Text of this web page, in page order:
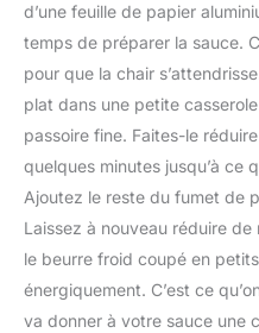
d’une feuille de papier
temps de préparer la sauce.
pour que la chair
plat dans une petite
passoire fine. Faites-le
quelques minutes jusqu’à ce
Ajoutez le reste du fumet de
Laissez à nouveau réduire
le beurre froid coupé en
énergiquement. C’est ce
va donner à votre sauce une